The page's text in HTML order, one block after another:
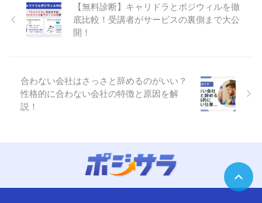
【無料診断】キャリドラとポジウィルを徹
底比較！受講者がサービスの裏側まで大公
開！
合わない会社はさっさと辞めるのがいい？
性格的に合わない会社の特徴と原因を解
説！